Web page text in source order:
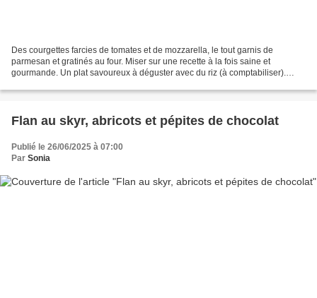
Des courgettes farcies de tomates et de mozzarella, le tout garnis de
parmesan et gratinés au four. Miser sur une recette à la fois saine et
gourmande. Un plat savoureux à déguster avec du riz (à comptabiliser).
Flan au skyr, abricots et pépites de chocolat
Publié le 26/06/2025 à 07:00
Par Sonia